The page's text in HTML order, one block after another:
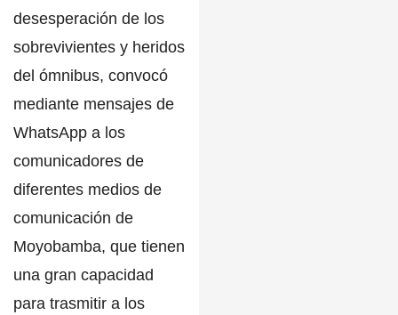
desesperación de los
sobrevivientes y heridos
del ómnibus, convocó
mediante mensajes de
WhatsApp a los
comunicadores de
diferentes medios de
comunicación de
Moyobamba, que tienen
una gran capacidad
para trasmitir a los